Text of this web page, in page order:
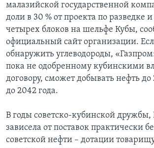
малазийской государственной
доли в 30 % от проекта по разведке
четырех блоков на шельфе Кубы,
официальный сайт организации.
обнаружить углеводороды,
пока не одобренному кубинскими
договору, сможет добывать нефть до
до 2042 года.
В годы советско-кубинской дружбы,
зависела от поставок практически
советской нефти – дотации